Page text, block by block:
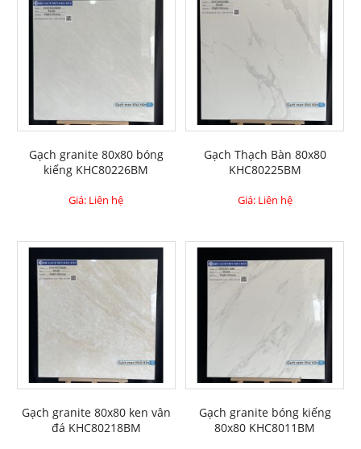
Gạch granite 80x80 bóng
kiếng KHC80226BM
Giá: Liên hệ
Gạch Thạch Bàn 80x80
KHC80225BM
Giá: Liên hệ
Gạch granite 80x80 ken vân
đá KHC80218BM
Gạch granite bóng kiếng
80x80 KHC8011BM